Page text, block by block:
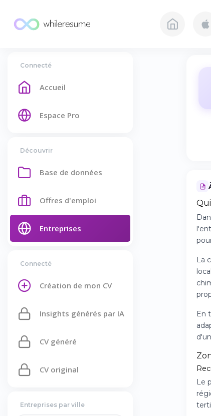
Connecté
Accueil
Espace Pro
Découvrir
Base de données
Offres d'emploi
Entreprises
Connecté
Création de mon CV
Insights générés par IA
CV généré
CV original
Entreprises par ville
La
En
Le